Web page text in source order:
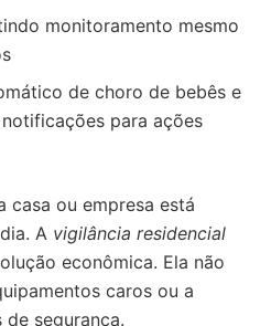
monitoramento mesmo
de choro de bebês e
para ações
casa ou empresa está
A vigilância residencial
econômica. Ela não
caros ou a
segurança.